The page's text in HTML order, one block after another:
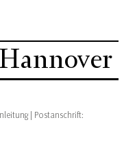
| Postanschrift: